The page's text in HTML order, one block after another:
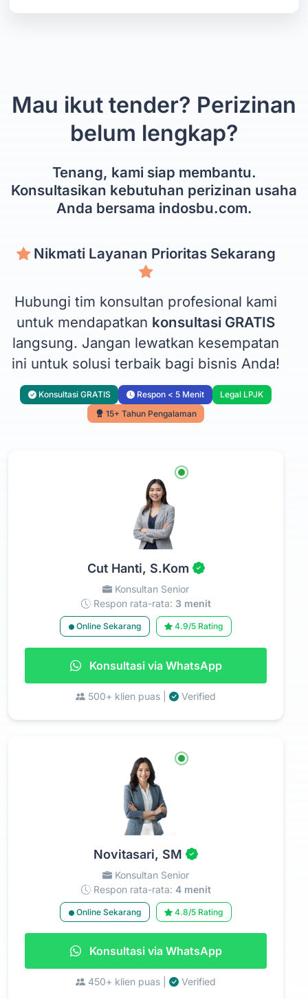
Mau ikut tender? Perizinan
belum lengkap?
Tenang, kami siap membantu.
Konsultasikan kebutuhan perizinan usaha
Anda bersama indosbu.com.
Nikmati Layanan Prioritas Sekarang
Hubungi tim konsultan profesional kami
untuk mendapatkan konsultasi GRATIS
langsung. Jangan lewatkan kesempatan
ini untuk solusi terbaik bagi bisnis Anda!
Konsultasi GRATIS Respon < 5 Menit
Legal LPJK
15+ Tahun Pengalaman
Cut Hanti, S.Kom
Konsultan Senior
Respon rata-rata: 3 menit
Online Sekarang 4.9/5 Rating
Konsultasi via WhatsApp
500+ klien puas | Verified
Novitasari, SM
Konsultan Senior
Respon rata-rata: 4 menit
Online Sekarang 4.8/5 Rating
Konsultasi via WhatsApp
450+ klien puas | Verified